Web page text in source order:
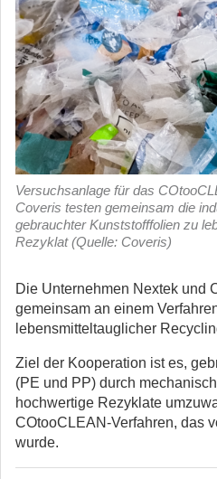
Versuchsanlage für das
Coveris testen gemeinsam die
gebrauchter Kunststofffolien zu
Rezyklat (Quelle: Coveris)
Die Unternehmen Nextek und
gemeinsam an einem
lebensmitteltauglicher
Ziel der Kooperation ist es,
(PE und PP) durch
hochwertige Rezyklate
COtooCLEAN-Verfahren, das
wurde.